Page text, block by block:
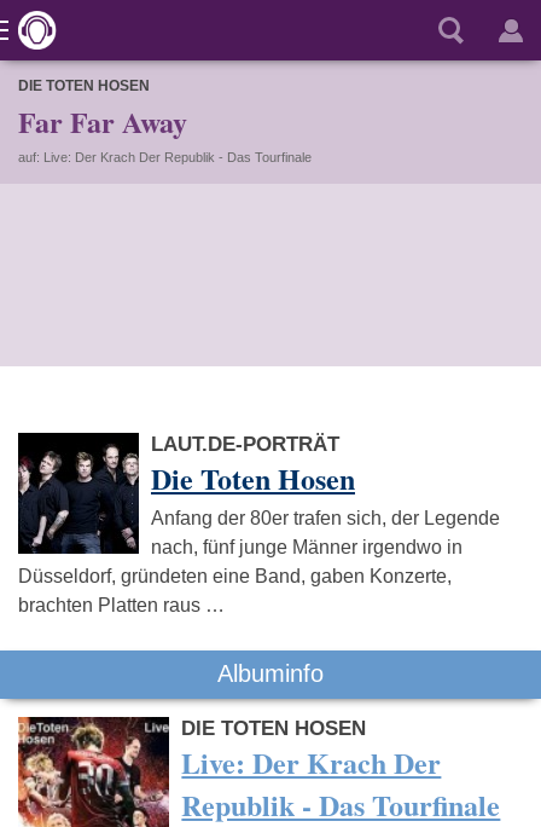
DIE TOTEN HOSEN
Far Far Away
auf: Live: Der Krach Der Republik - Das Tourfinale
LAUT.DE-PORTRÄT
Die Toten Hosen
Anfang der 80er trafen sich, der Legende
nach, fünf junge Männer irgendwo in
Düsseldorf, gründeten eine Band, gaben Konzerte,
brachten Platten raus …
Albuminfo
DIE TOTEN HOSEN
Live: Der Krach Der
Republik - Das Tourfinale